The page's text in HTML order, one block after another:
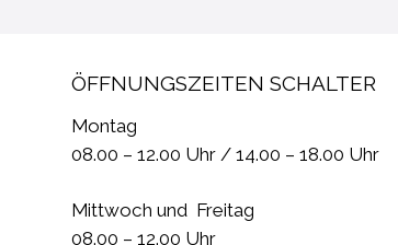
ÖFFNUNGSZEITEN SCHALTER
Montag
08.00 – 12.00 Uhr / 14.00 – 18.00 Uhr
Mittwoch und Freitag
08.00 – 12.00 Uhr